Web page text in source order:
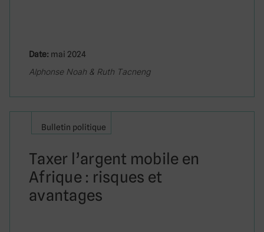
Date: mai 2024
Alphonse Noah & Ruth Tacneng
Bulletin politique
Taxer l’argent mobile en
Afrique : risques et
avantages